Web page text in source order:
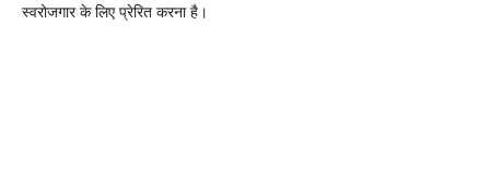
स्वरोजगार के लिए प्रेरित करना है।